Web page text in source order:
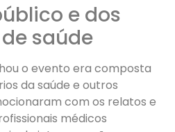
e dos
saúde
o evento era composta
da saúde e outros
com os relatos e
médicos